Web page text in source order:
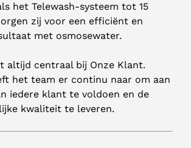
het Telewash-systeem tot 15
zij voor een efficiënt en
met osmosewater.
altijd centraal bij Onze Klant.
het team er continu naar om aan
iedere klant te voldoen en de
kwaliteit te leveren.